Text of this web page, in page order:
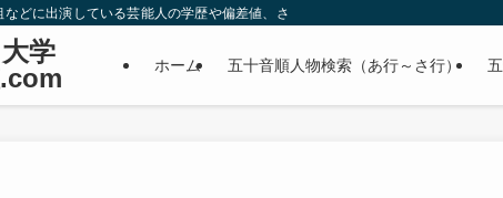
どに出演している芸能人の学歴や偏差値、さらに政治家やスポーツ選手などの
学
ホーム 五十音順人物検索（あ行～さ行）